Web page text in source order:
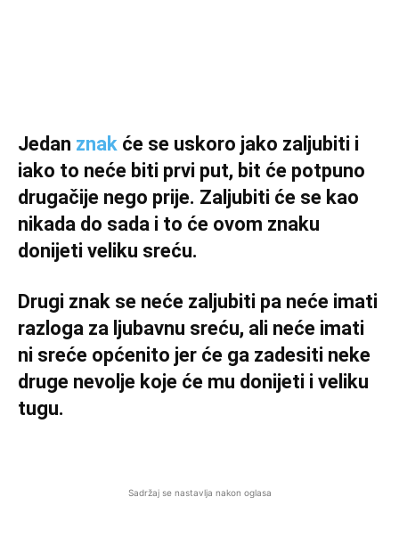
Jedan znak će se uskoro jako zaljubiti i
iako to neće biti prvi put, bit će potpuno
drugačije nego prije. Zaljubiti će se kao
nikada do sada i to će ovom znaku
donijeti veliku sreću.
Drugi znak se neće zaljubiti pa neće imati
razloga za ljubavnu sreću, ali neće imati
ni sreće općenito jer će ga zadesiti neke
druge nevolje koje će mu donijeti i veliku
tugu.
Sadržaj se nastavlja nakon oglasa